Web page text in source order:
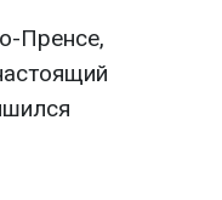
Пренсе,